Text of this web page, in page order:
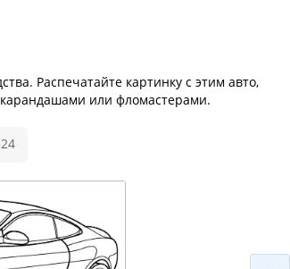
Распечатайте картинку с этим авто,
карандашами или фломастерами.